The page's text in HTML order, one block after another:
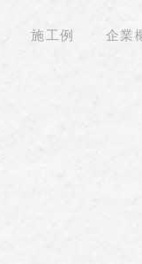
施工例 企業